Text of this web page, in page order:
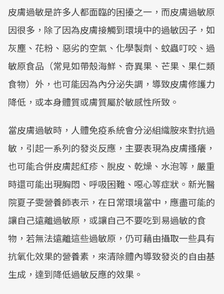
皮膚過敏是許多人都面臨的困擾之一，而皮膚過敏原
因很多，除了因為皮膚接觸到環境中的過敏因子，如
灰塵、花粉、惡劣的空氣、化學製劑、蚊蟲叮咬、過
敏原食品（常見如帶殼海鮮、奇異果、芒果、果仁類
食物）外，也可能因為內分泌失調，導致皮膚修護力
降低，或本身體質或膚質屬於敏感性所致。
當皮膚過敏時，人體免疫系統會分泌組織胺來對抗過
敏，引起一系列的發炎反應，主要表現為皮膚搔癢，
也可能合併皮膚起紅疹、脫皮、乾燥、水泡等，嚴重
時還可能出現胸悶、呼吸困難、噁心等症狀。新光醫
院夏子雯營養師表示，在日常環境當中，應盡可能的
讓自己遠離過敏原，或讓自己不要吃到易過敏的食
物，若無法遠離這些過敏原，仍可藉由攝取一些具有
抗氧化效果的營養素，來清除體內導致發炎的自由基
生成，達到降低過敏反應的效果。